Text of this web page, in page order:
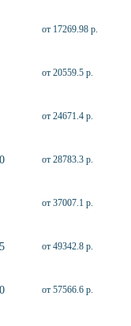
от 17269.98 р.
от 20559.5 р.
от 24671.4 р.
от 28783.3 р.
от 37007.1 р.
от 49342.8 р.
от 57566.6 р.